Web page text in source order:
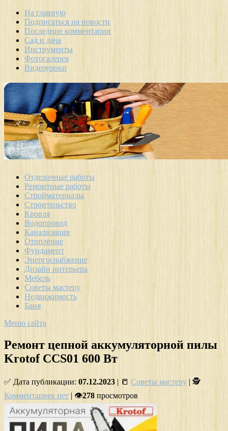
На главную
Подписаться на новости
Последние комментарии
Сад и дача
Инструменты
Фотогалерея
Видеоуроки
Отделочные работы
Ремонтные работы
Стройматериалы
Строительство
Кровля
Водопровод
Канализация
Отопление
Фундамент
Энергоснабжение
Дизайн интерьера
Мебель
Советы мастеру
Недвижимость
Баня
Меню сайта
Ремонт цепной аккумуляторной пилы
Krotof CCS01 600 Вт
✅ Дата публикации: 07.12.2023 | 📒 Советы мастеру | 🕵
Комментариев нет | 👁278 просмотров